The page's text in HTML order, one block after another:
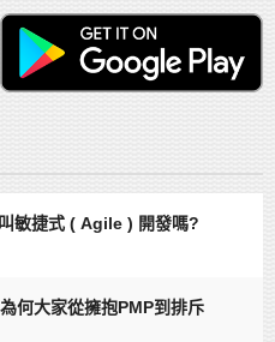
敏捷式 ( Agile ) 開發嗎?
何大家從擁抱PMP到排斥